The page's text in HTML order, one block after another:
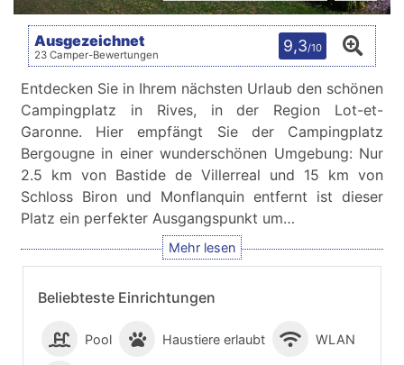
Beliebteste Einrichtungen
Pool Haustiere erlaubt WLAN
Ausgezeichnet
23 Camper-Bewertungen 9,3/10
Entdecken Sie in Ihrem nächsten Urlaub den schönen
Campingplatz in Rives, in der Region Lot-et-
Garonne. Hier empfängt Sie der Campingplatz
Bergougne in einer wunderschönen Umgebung: Nur
2.5 km von Bastide de Villerreal und 15 km von
Schloss Biron und Monflanquin entfernt ist dieser
Platz ein perfekter Ausgangspunkt um…